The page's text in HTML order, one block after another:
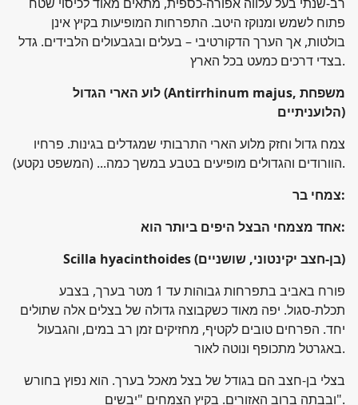
פתוח לשמש ומנוקז היטב. התפרחות המופיעות בקיץ אינן
בולטות, אך הערך הדקורטיבי – בעלים ובגבעולים הלבידים. גדל
בצדי דרכים כמעט בכל הארץ.
לוע הארי הגדול(Antirrhinum majus, משפחת
הלועניתיים)
צמח גדול וחזק מלוע הארי התרבותי שמגדלים בגינות. פרחיו
הוורודים והגדולים מופיעים בטבע במשך כמה... (המשפט נקטע).
צמחי בר:
אחד מצמחי הבצל היפים ביותר הוא:
Scilla hyacinthoides (בן-חצב יקינטוני, שושניים)
פורח באביב בתפרחות גבוהות עד 1 מטר בערך, בצבע
תכלת-סגול. יפה מאוד כשקבוצה גדולה של בצלים אלה שתולים
יחד. הפרחים טובים לקטיף, מחזיקים זמן רב במים, והגבעול
באגרטל מתכופף ונוטה לאור.
בצלי בן-חצב הם בגודל של בצל מאכל בערך. הוא נפוץ בחורש
ובבתה ברוב האזורים. בקיץ הצמחים "יבשים".